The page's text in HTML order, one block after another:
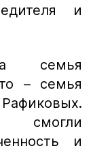
и
семья
– семья
и